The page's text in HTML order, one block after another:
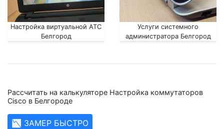
Настройка виртуальной АТС
Белгород
Услуги системного
администратора Белгород
Рассчитать на калькуляторе Настройка коммутаторов
Cisco в Белгороде
📉 ЗАМЕР БЫСТРО